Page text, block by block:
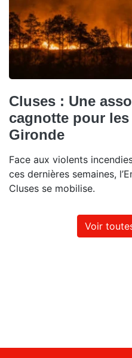
Cluses : Une
cagnotte pour
Gironde
Face aux violents
ces dernières semaines,
Cluses se mobilise.
Voir